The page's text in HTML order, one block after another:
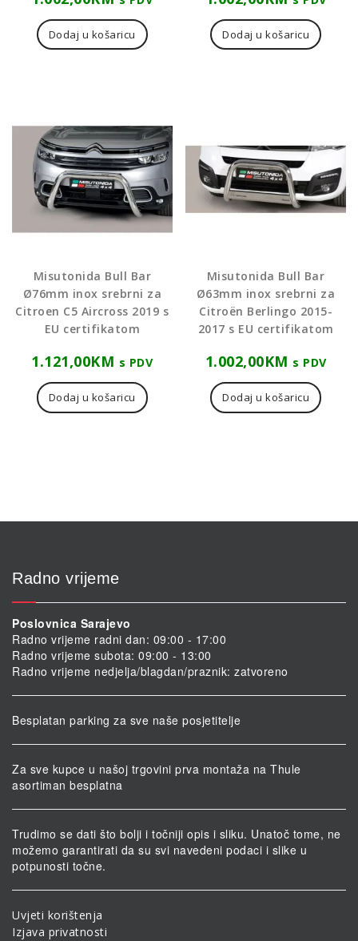
Dodaj u košaricu Dodaj u košaricu
Misutonida Bull Bar
Ø76mm inox srebrni za
Citroen C5 Aircross 2019 s
EU certifikatom
1.121,00KM s PDV
Dodaj u košaricu
Misutonida Bull Bar
Ø63mm inox srebrni za
Citroën Berlingo 2015-
2017 s EU certifikatom
1.002,00KM s PDV
Dodaj u košaricu
Radno vrijeme
Poslovnica Sarajevo
Radno vrijeme radni dan: 09:00 - 17:00
Radno vrijeme subota: 09:00 - 13:00
Radno vrijeme nedjelja/blagdan/praznik: zatvoreno
Besplatan parking za sve naše posjetitelje
Za sve kupce u našoj trgovini prva montaža na Thule
asortiman besplatna
Trudimo se dati što bolji i točniji opis i sliku. Unatoč tome, ne
možemo garantirati da su svi navedeni podaci i slike u
potpunosti točne.
Uvjeti korištenja
Izjava privatnosti